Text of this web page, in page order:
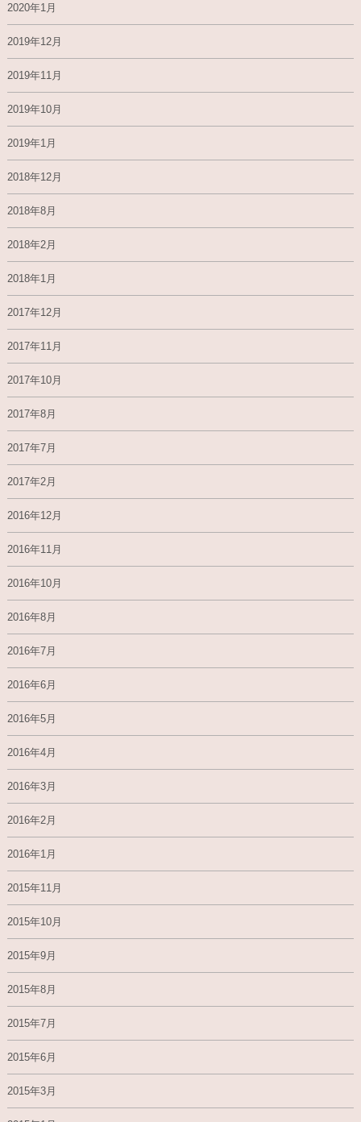
2020年1月
2019年12月
2019年11月
2019年10月
2019年1月
2018年12月
2018年8月
2018年2月
2018年1月
2017年12月
2017年11月
2017年10月
2017年8月
2017年7月
2017年2月
2016年12月
2016年11月
2016年10月
2016年8月
2016年7月
2016年6月
2016年5月
2016年4月
2016年3月
2016年2月
2016年1月
2015年11月
2015年10月
2015年9月
2015年8月
2015年7月
2015年6月
2015年3月